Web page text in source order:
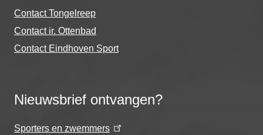
Contact Tongelreep
Contact ir. Ottenbad
Contact Eindhoven Sport
Nieuwsbrief ontvangen?
Sporters en zwemmers